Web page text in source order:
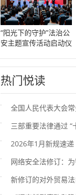
“阳光下的守护”法治公
安主题宣传活动启动仪
热门悦读
全国人民代表大会
三部重要法律通过 “
新刻度
2026年1月新规速递
等行为或将面临处罚
网络安全法修订：
网
新修订的对外贸易